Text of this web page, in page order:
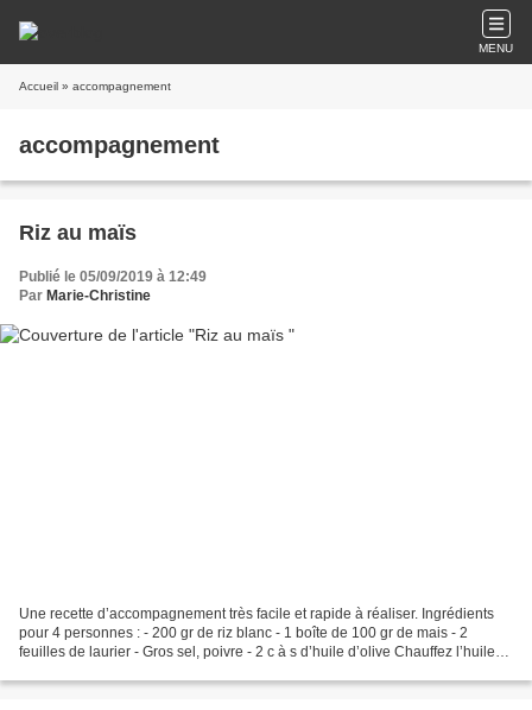
MENU
Accueil » accompagnement
accompagnement
Riz au maïs
Publié le 05/09/2019 à 12:49
Par Marie-Christine
Une recette d’accompagnement très facile et rapide à réaliser. Ingrédients
pour 4 personnes : - 200 gr de riz blanc - 1 boîte de 100 gr de mais - 2
feuilles de laurier - Gros sel, poivre - 2 c à s d’huile d’olive Chauffez l’huile